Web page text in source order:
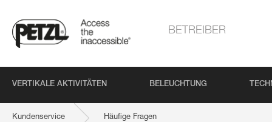
BETREIBER
VERTIKALE AKTIVITÄTEN BELEUCHTUNG
Kundenservice Häufige Fragen